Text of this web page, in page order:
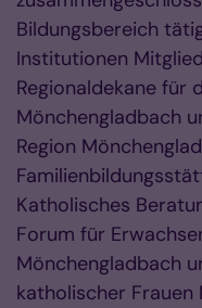
Bildungsbereich
Institutionen
Regionaldekane für
Mönchengladbach
Region
Katholisches
Forum für
Mönchengladbach
katholischer Frauen